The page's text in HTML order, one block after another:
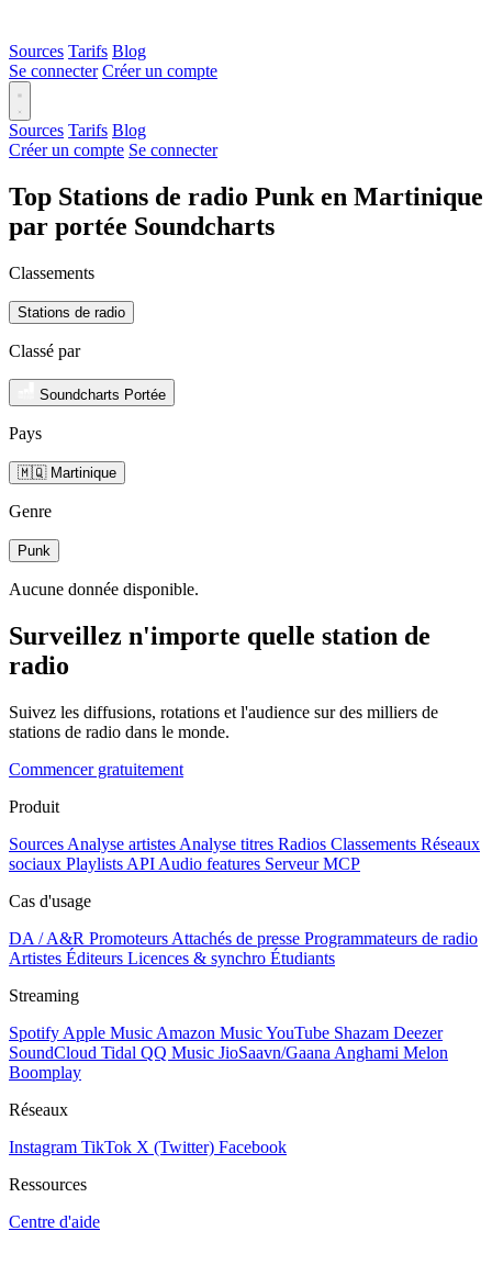
Sources Tarifs Blog
Se connecter Créer un compte
Sources Tarifs Blog
Créer un compte Se connecter
Top Stations de radio Punk en Martinique
par portée Soundcharts
Classements
Stations de radio
Classé par
Soundcharts Portée
Pays
🇲🇶 Martinique
Genre
Punk
Aucune donnée disponible.
Surveillez n'importe quelle station de
radio
Suivez les diffusions, rotations et l'audience sur des milliers de
stations de radio dans le monde.
Commencer gratuitement
Produit
Sources Analyse artistes Analyse titres Radios Classements Réseaux
sociaux Playlists API Audio features Serveur MCP
Cas d'usage
DA / A&R Promoteurs Attachés de presse Programmateurs de radio
Artistes Éditeurs Licences & synchro Étudiants
Streaming
Spotify Apple Music Amazon MusicYouTube Shazam Deezer
SoundCloud Tidal QQ Music JioSaavn/Gaana Anghami Melon
Boomplay
Réseaux
Instagram TikTok X (Twitter) Facebook
Ressources
Centre d'aide